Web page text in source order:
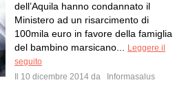
dell’Aquila hanno condannato il
Ministero ad un risarcimento di
100mila euro in favore della famiglia
del bambino marsicano...
Leggere il
seguito
Il 10 dicembre 2014 da
Informasalus